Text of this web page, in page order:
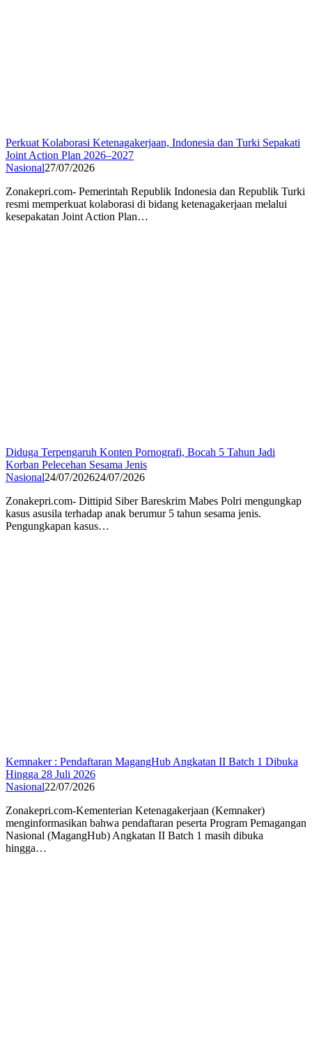
Perkuat Kolaborasi Ketenagakerjaan, Indonesia dan Turki Sepakati
Joint Action Plan 2026–2027
Nasional27/07/2026
Zonakepri.com- Pemerintah Republik Indonesia dan Republik Turki
resmi memperkuat kolaborasi di bidang ketenagakerjaan melalui
kesepakatan Joint Action Plan…
Diduga Terpengaruh Konten Pornografi, Bocah 5 Tahun Jadi
Korban Pelecehan Sesama Jenis
Nasional24/07/202624/07/2026
Zonakepri.com- Dittipid Siber Bareskrim Mabes Polri mengungkap
kasus asusila terhadap anak berumur 5 tahun sesama jenis.
Pengungkapan kasus…
Kemnaker : Pendaftaran MagangHub Angkatan II Batch 1 Dibuka
Hingga 28 Juli 2026
Nasional22/07/2026
Zonakepri.com-Kementerian Ketenagakerjaan (Kemnaker)
menginformasikan bahwa pendaftaran peserta Program Pemagangan
Nasional (MagangHub) Angkatan II Batch 1 masih dibuka
hingga…